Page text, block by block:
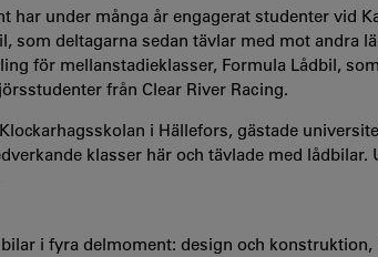
har under många år engagerat studenter vid
som deltagarna sedan tävlar med mot andra
för mellanstadieklasser, Formula Lådbil,
från Clear River Racing.
i Hällefors, gästade
klasser här och tävlade med
i fyra delmoment: design och